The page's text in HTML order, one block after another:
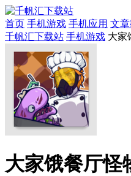
首页 手机游戏 手机应用 文
千帆汇下载站 手机游戏 大家
大家饿餐厅怪